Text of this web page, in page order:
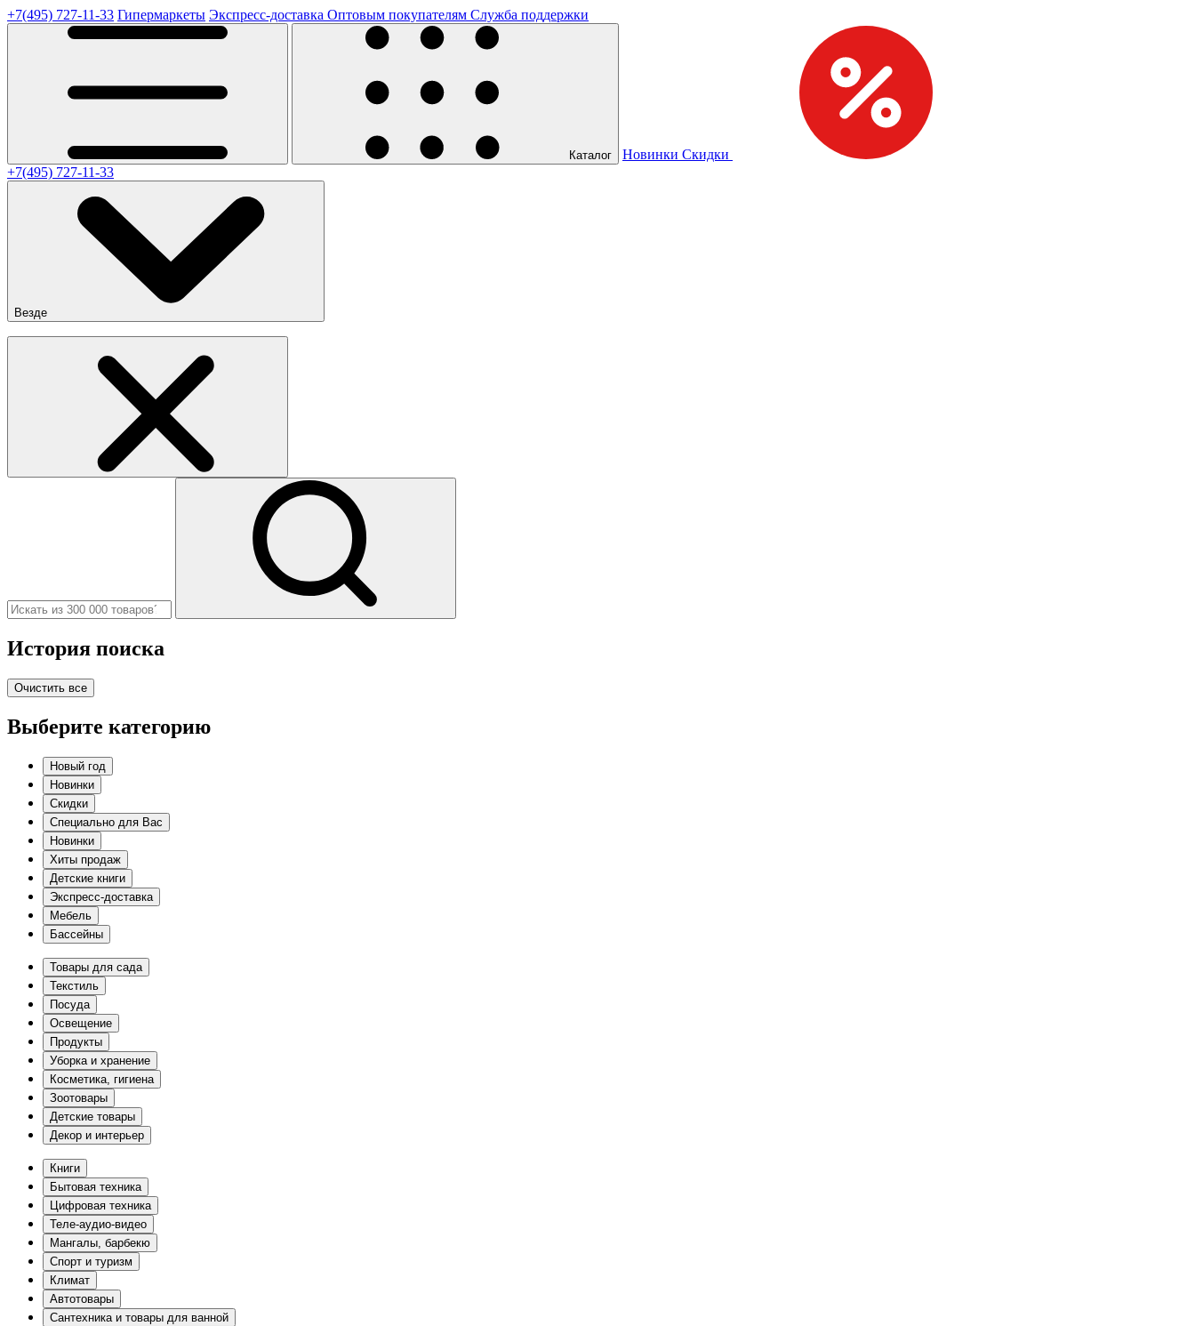
+7(495) 727-11-33 Гипермаркеты Экспресс-доставка Оптовым покупателям Служба поддержки
Каталог Новинки Скидки
+7(495) 727-11-33
Везде
История поиска
Очистить все
Выберите категорию
Новый год
Новинки
Скидки
Специально для Вас
Новинки
Хиты продаж
Детские книги
Экспресс-доставка
Мебель
Бассейны
Товары для сада
Текстиль
Посуда
Освещение
Продукты
Уборка и хранение
Косметика, гигиена
Зоотовары
Детские товары
Декор и интерьер
Книги
Бытовая техника
Цифровая техника
Теле-аудио-видео
Мангалы, барбекю
Спорт и туризм
Климат
Автотовары
Сантехника и товары для ванной